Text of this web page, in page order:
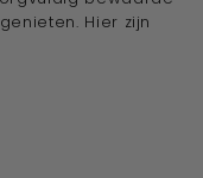
Hier zijn